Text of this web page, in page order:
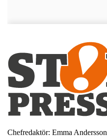
Chefredaktör: Emma Andersson